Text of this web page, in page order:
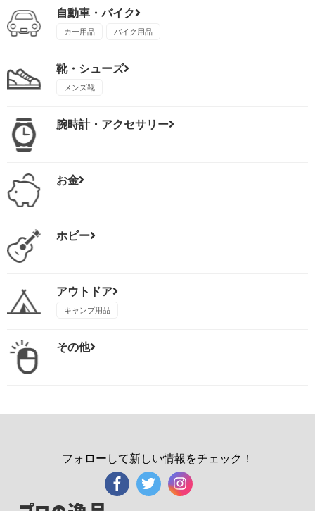
自動車・バイク
カー用品 バイク用品
靴・シューズ
メンズ靴
腕時計・アクセサリー
お金
ホビー
アウトドア
キャンプ用品
その他
フォローして新しい情報をチェック！